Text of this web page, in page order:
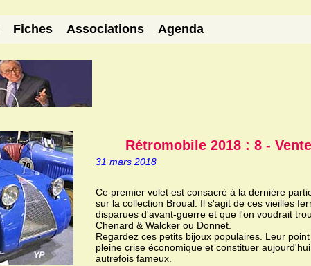
Fiches Associations Agenda
Rétromobile 2018 : 8 -
31 mars 2018
Ce premier volet est consacré à la dernière
sur la collection Broual. Il s'agit de ces vieilles
disparues d'avant-guerre et que l'on voudrait
Chenard & Walcker ou Donnet.
Regardez ces petits bijoux populaires. Leur
pleine crise économique et constituer
autrefois fameux.